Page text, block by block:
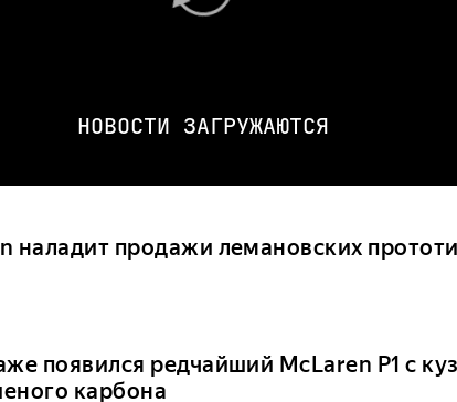
НОВОСТИ ЗАГРУЖАЮТСЯ
наладит продажи лемановских
появился редчайший McLaren P1 с
карбона